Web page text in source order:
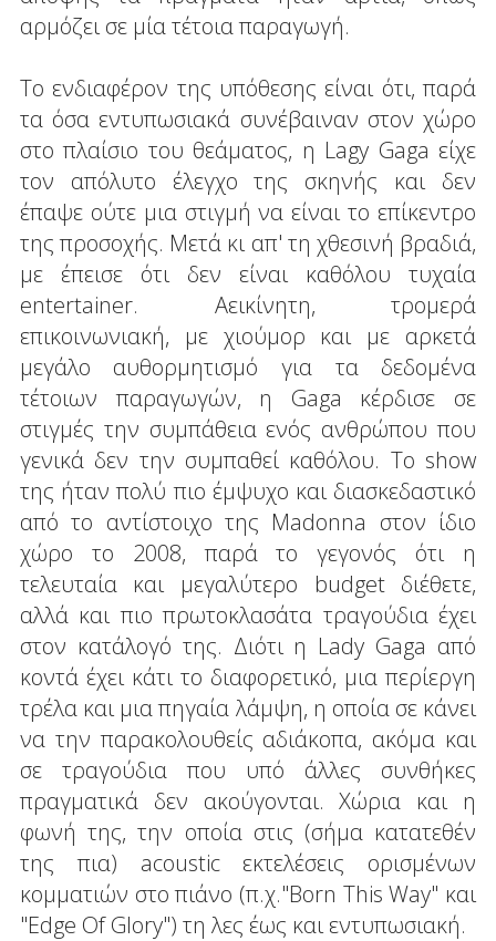
αρμόζει σε μία τέτοια παραγωγή.
Το ενδιαφέρον της υπόθεσης είναι ότι, παρά
τα όσα εντυπωσιακά συνέβαιναν στον χώρο
στο πλαίσιο του θεάματος, η Lagy Gaga είχε
τον απόλυτο έλεγχο της σκηνής και δεν
έπαψε ούτε μια στιγμή να είναι το επίκεντρο
της προσοχής. Μετά κι απ' τη χθεσινή βραδιά,
με έπεισε ότι δεν είναι καθόλου τυχαία
entertainer. Αεικίνητη, τρομερά
επικοινωνιακή, με χιούμορ και με αρκετά
μεγάλο αυθορμητισμό για τα δεδομένα
τέτοιων παραγωγών, η Gaga κέρδισε σε
στιγμές την συμπάθεια ενός ανθρώπου που
γενικά δεν την συμπαθεί καθόλου. Το show
της ήταν πολύ πιο έμψυχο και διασκεδαστικό
από το αντίστοιχο της Madonna στον ίδιο
χώρο το 2008, παρά το γεγονός ότι η
τελευταία και μεγαλύτερο budget διέθετε,
αλλά και πιο πρωτοκλασάτα τραγούδια έχει
στον κατάλογό της. Διότι η Lady Gaga από
κοντά έχει κάτι το διαφορετικό, μια περίεργη
τρέλα και μια πηγαία λάμψη, η οποία σε κάνει
να την παρακολουθείς αδιάκοπα, ακόμα και
σε τραγούδια που υπό άλλες συνθήκες
πραγματικά δεν ακούγονται. Χώρια και η
φωνή της, την οποία στις (σήμα κατατεθέν
της πια) acoustic εκτελέσεις ορισμένων
κομματιών στο πιάνο (π.χ."Born This Way" και
"Edge Of Glory") τη λες έως και εντυπωσιακή.